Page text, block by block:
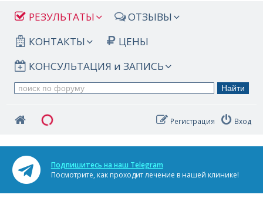
РЕЗУЛЬТАТЫ
ОТЗЫВЫ
КОНТАКТЫ
ЦЕНЫ
КОНСУЛЬТАЦИЯ и ЗАПИСЬ
Вход
Регистрация
Подпишитесь на наш Telegram
Посмотрите, как проходит лечение в нашей клинике!